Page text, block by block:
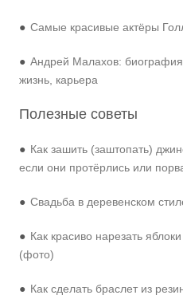
● Самые красивые актёры
● Андрей Малахов:
жизнь, карьера
Полезные советы
● Как зашить (заштопать)
если они протёрлись или
● Свадьба в деревенском
● Как красиво нарезать
(фото)
● Как сделать браслет из